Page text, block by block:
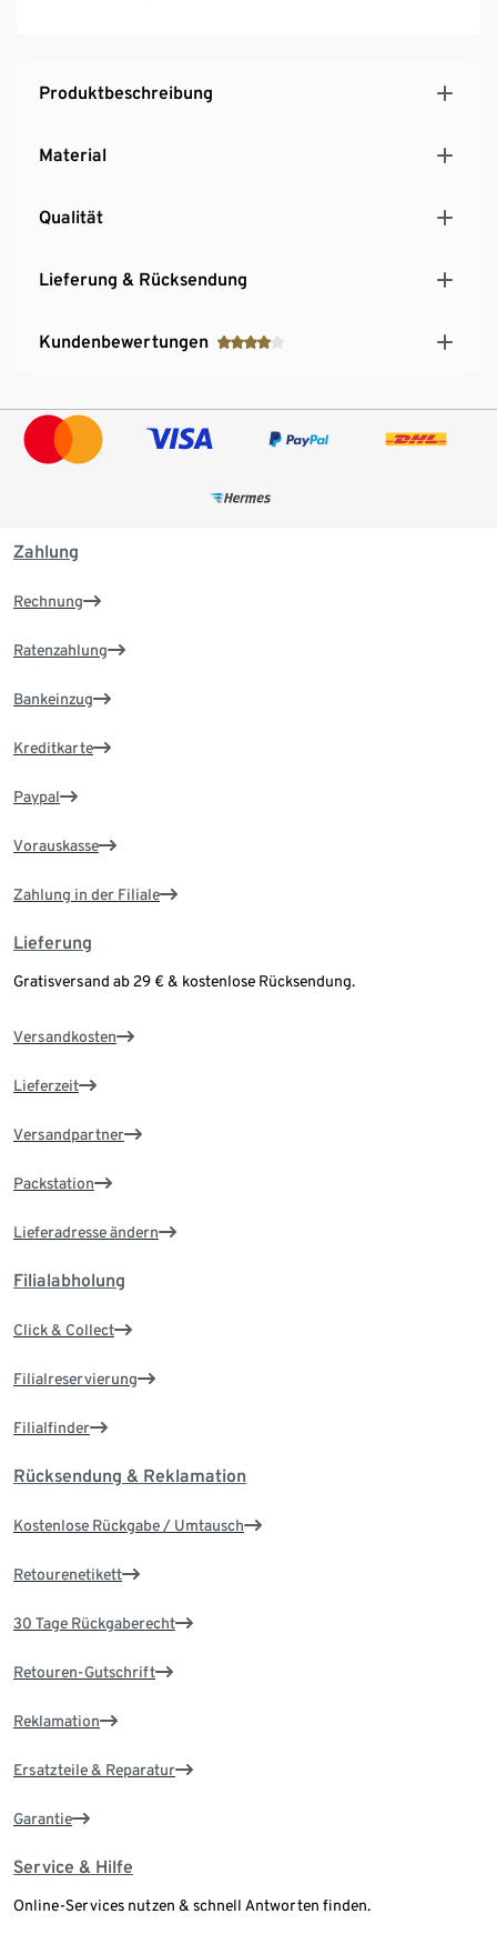
Produktbeschreibung
Material
Qualität
Lieferung & Rücksendung
Kundenbewertungen
Zahlung
Rechnung
Ratenzahlung
Bankeinzug
Kreditkarte
Paypal
Vorauskasse
Zahlung in der Filiale
Lieferung
Gratisversand ab 29 € & kostenlose Rücksendung.
Versandkosten
Lieferzeit
Versandpartner
Packstation
Lieferadresse ändern
Filialabholung
Click & Collect
Filialreservierung
Filialfinder
Rücksendung & Reklamation
Kostenlose Rückgabe / Umtausch
Retourenetikett
30 Tage Rückgaberecht
Retouren-Gutschrift
Reklamation
Ersatzteile & Reparatur
Garantie
Service & Hilfe
Online-Services nutzen & schnell Antworten finden.